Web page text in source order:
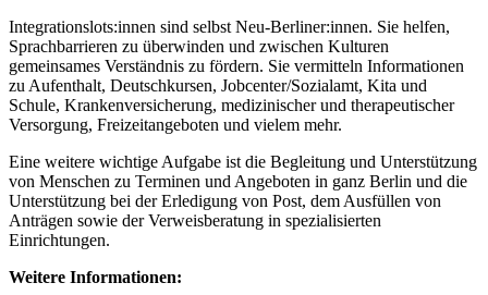
Integrationslots:innen sind selbst Neu-Berliner:innen. Sie helfen,
Sprachbarrieren zu überwinden und zwischen Kulturen
gemeinsames Verständnis zu fördern. Sie vermitteln Informationen
zu Aufenthalt, Deutschkursen, Jobcenter/Sozialamt, Kita und
Schule, Krankenversicherung, medizinischer und therapeutischer
Versorgung, Freizeitangeboten und vielem mehr.
Eine weitere wichtige Aufgabe ist die Begleitung und Unterstützung
von Menschen zu Terminen und Angeboten in ganz Berlin und die
Unterstützung bei der Erledigung von Post, dem Ausfüllen von
Anträgen sowie der Verweisberatung in spezialisierten
Einrichtungen.
Weitere Informationen: